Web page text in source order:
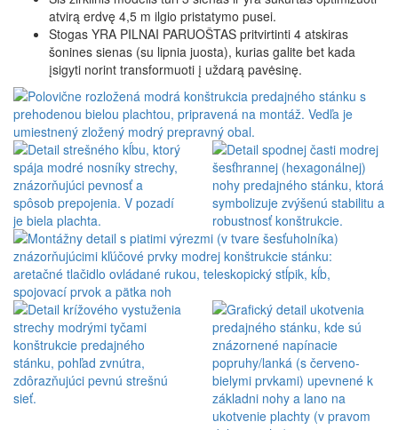
atvirą erdvę 4,5 m ilgio pristatymo pusei.
Stogas YRA PILNAI PARUOŠTAS pritvirtinti 4 atskiras
šonines sienas (su lipnia juosta), kurias galite bet kada
įsigyti norint transformuoti į uždarą pavėsinę.